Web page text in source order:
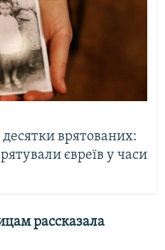
врятованих:
рятували євреїв у часи
рассказала